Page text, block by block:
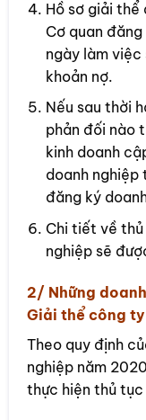
Hồ sơ giải thể
Cơ quan
ngày làm
khoản nợ.
Nếu sau thời
phản đối nào
kinh doanh
doanh nghiệp
đăng ký
Chi tiết về
nghiệp sẽ
2/ Những
Giải thể công
Theo quy định
nghiệp năm
thực hiện thủ